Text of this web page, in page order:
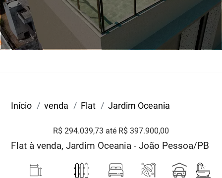
Início venda Flat Jardim Oceania
R$ 294.039,73 até R$ 397.900,00
Flat à venda, Jardim Oceania - João Pessoa/PB